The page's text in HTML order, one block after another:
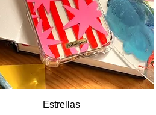
Vista rápida
Estrellas